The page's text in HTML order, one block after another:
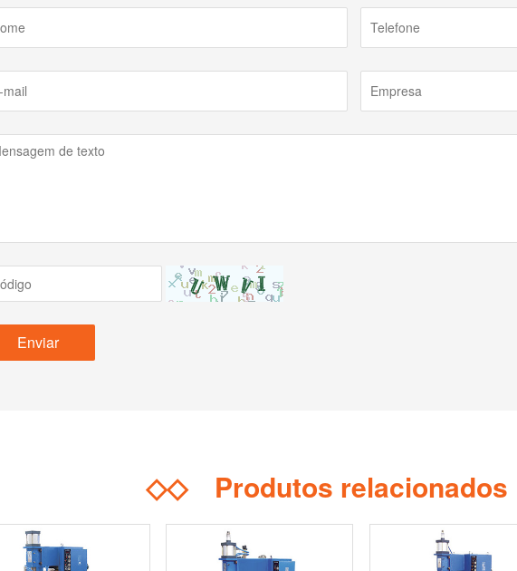
◇◇Produtos relacionados